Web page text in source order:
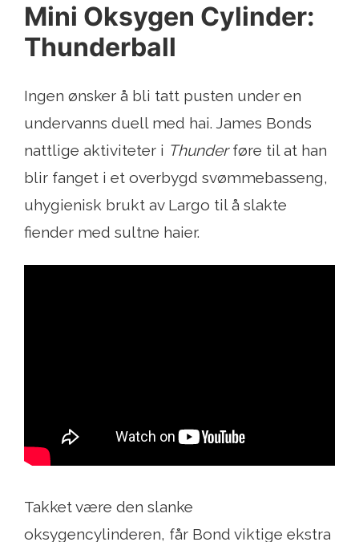
Mini Oksygen Cylinder:
Thunderball
Ingen ønsker å bli tatt pusten under en
undervanns duell med hai. James Bonds
nattlige aktiviteter i Thunderføre til at han
blir fanget i et overbygd svømmebasseng,
uhygienisk brukt av Largo til å slakte
fiender med sultne haier.
Takket være den slanke
oksygencylinderen, får Bond viktige ekstra